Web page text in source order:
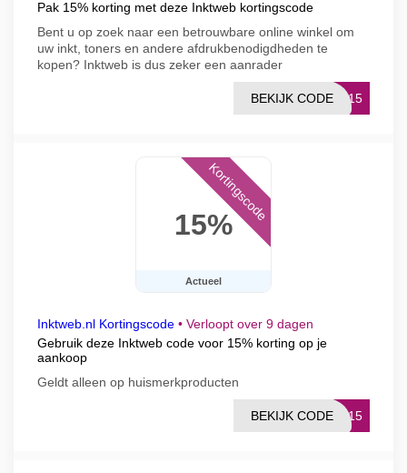
Pak 15% korting met deze Inktweb kortingscode
Bent u op zoek naar een betrouwbare online winkel om
uw inkt, toners en andere afdrukbenodigdheden te
kopen? Inktweb is dus zeker een aanrader
EN15
BEKIJK CODE
15%
Actueel
Kortingscode
Inktweb.nl Kortingscode • Verloopt over 9 dagen
Gebruik deze Inktweb code voor 15% korting op je
aankoop
Geldt alleen op huismerkproducten
RK15
BEKIJK CODE